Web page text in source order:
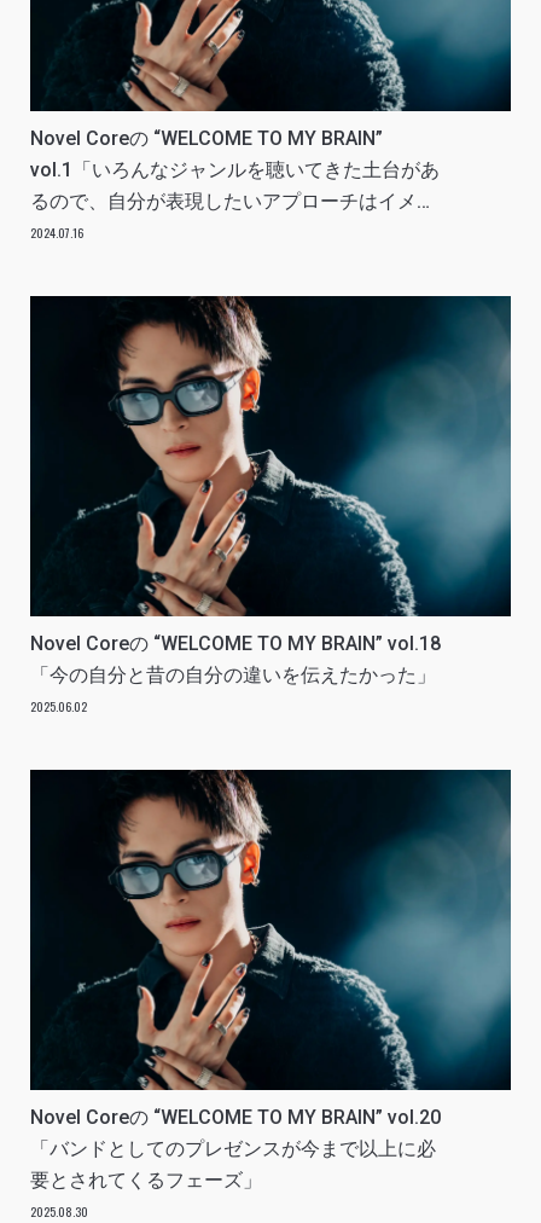
Novel Coreの “WELCOME TO MY BRAIN”
vol.1「いろんなジャンルを聴いてきた土台があ
るので、自分が表現したいアプローチはイメー
ジしやすい」
2024.07.16
Novel Coreの “WELCOME TO MY BRAIN” vol.18
「今の自分と昔の自分の違いを伝えたかった」
2025.06.02
Novel Coreの “WELCOME TO MY BRAIN” vol.20
「バンドとしてのプレゼンスが今まで以上に必
要とされてくるフェーズ」
2025.08.30